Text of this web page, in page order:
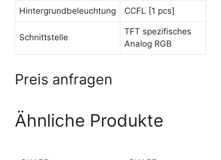
Hintergrundbeleuchtung CCFL [1 pcs]
Schnittstelle
TFT spezifisches
Analog RGB
Preis anfragen
Ähnliche Produkte